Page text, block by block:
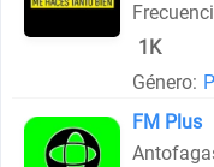
1K
Género:
FM Plus